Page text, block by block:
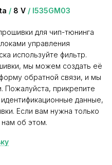
/ 8 V / I535GM03
для чип-тюнинга
управления
используйте фильтр.
мы можем создать её
обратной связи, и мы
Пожалуйста, прикрепите
данные,
Если вам нужна только
об этом.